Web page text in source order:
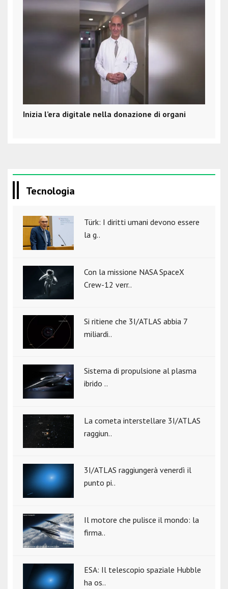
Inizia l’era digitale nella donazione di organi
Tecnologia
Türk: I diritti umani devono essere
la g..
Con la missione NASA SpaceX
Crew-12 verr..
Si ritiene che 3I/ATLAS abbia 7
miliardi..
Sistema di propulsione al plasma
ibrido ..
La cometa interstellare 3I/ATLAS
raggiun..
3I/ATLAS raggiungerà venerdì il
punto pi..
Il motore che pulisce il mondo: la
firma..
ESA: Il telescopio spaziale Hubble
ha os..